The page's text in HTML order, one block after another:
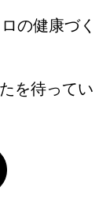
の健康づく
を待ってい